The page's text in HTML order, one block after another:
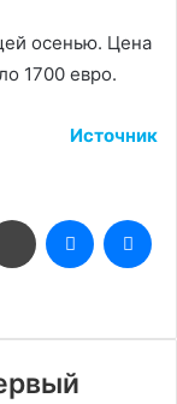
осенью. Цена
1700 евро.
Источник
Одноклассники
Messenger